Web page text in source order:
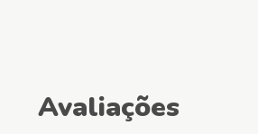
Avaliações